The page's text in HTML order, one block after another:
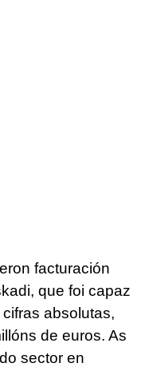
facturación
que foi capaz
absolutas,
de euros. As
sector en